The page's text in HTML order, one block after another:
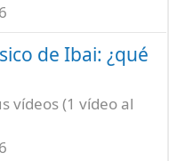
de Ibai: ¿qué
vídeos (1 vídeo al